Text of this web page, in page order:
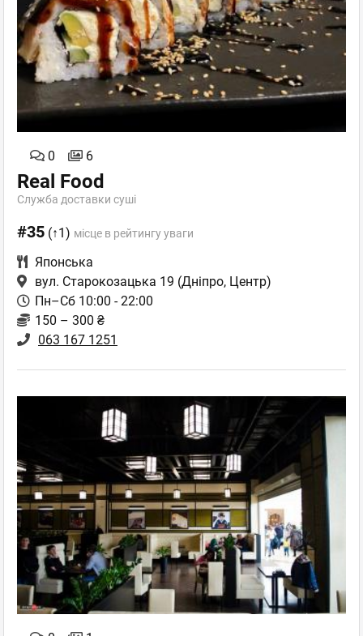
0 6
Real Food
Служба доставки суші
#35 (↑1) місце в рейтингу уваги
Японська
вул. Старокозацька 19 (Дніпро, Центр)
Пн–Сб 10:00 - 22:00
150 – 300 ₴
063 167 1251